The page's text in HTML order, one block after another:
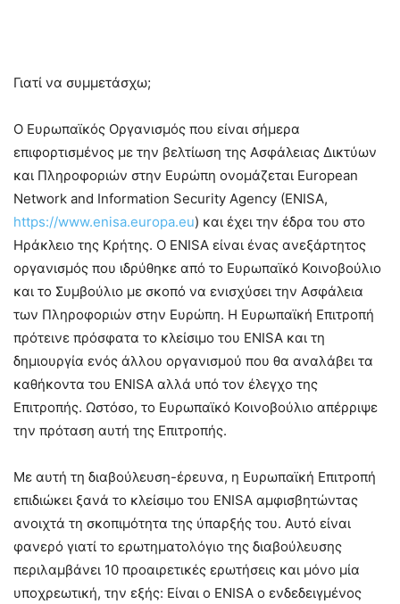
Γιατί να συμμετάσχω;
Ο Ευρωπαϊκός Οργανισμός που είναι σήμερα
επιφορτισμένος με την βελτίωση της Ασφάλειας Δικτύων
και Πληροφοριών στην Ευρώπη ονομάζεται European
Network and Information Security Agency (ENISA,
https://www.enisa.europa.eu) και έχει την έδρα του στο
Ηράκλειο της Κρήτης. Ο ENISA είναι ένας ανεξάρτητος
οργανισμός που ιδρύθηκε από το Ευρωπαϊκό Κοινοβούλιο
και το Συμβούλιο με σκοπό να ενισχύσει την Ασφάλεια
των Πληροφοριών στην Ευρώπη. Η Ευρωπαϊκή Επιτροπή
πρότεινε πρόσφατα το κλείσιμο του ENISA και τη
δημιουργία ενός άλλου οργανισμού που θα αναλάβει τα
καθήκοντα του ENISA αλλά υπό τον έλεγχο της
Επιτροπής. Ωστόσο, το Ευρωπαϊκό Κοινοβούλιο απέρριψε
την πρόταση αυτή της Επιτροπής.
Με αυτή τη διαβούλευση-έρευνα, η Ευρωπαϊκή Επιτροπή
επιδιώκει ξανά το κλείσιμο του ENISA αμφισβητώντας
ανοιχτά τη σκοπιμότητα της ύπαρξής του. Αυτό είναι
φανερό γιατί το ερωτηματολόγιο της διαβούλευσης
περιλαμβάνει 10 προαιρετικές ερωτήσεις και μόνο μία
υποχρεωτική, την εξής: Είναι ο ENISA o ενδεδειγμένος